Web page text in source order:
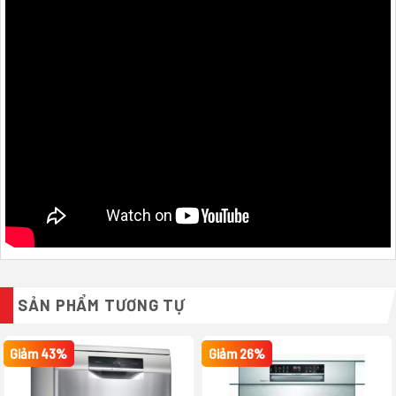
SẢN PHẨM TƯƠNG TỰ
Giảm 43% Giảm 26%